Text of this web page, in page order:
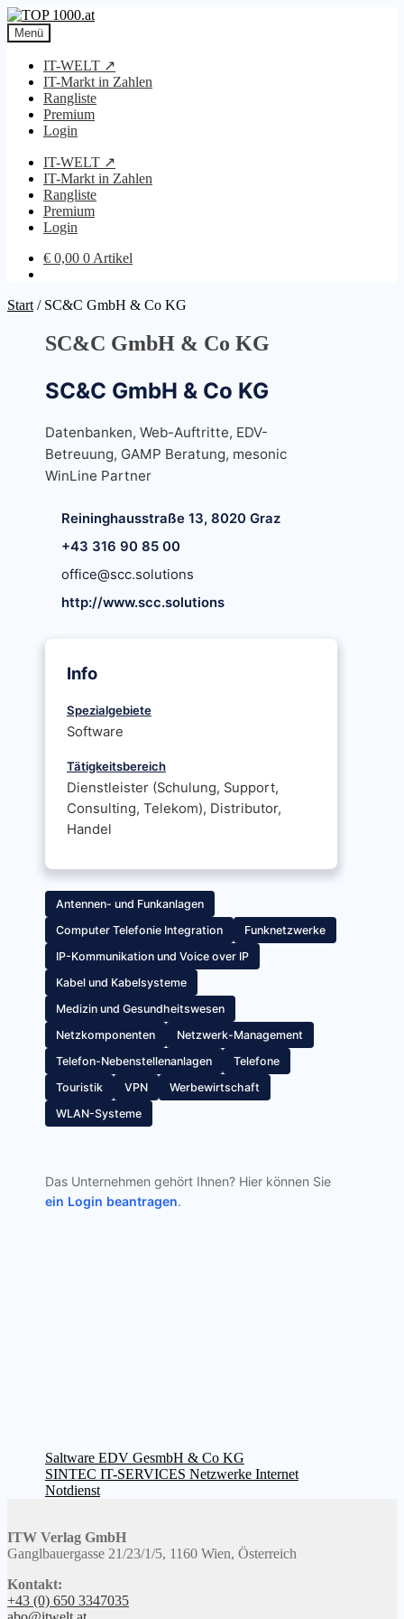
Zur
Navigation
springen
Zum
Inhalt
springen
Menü
IT-WELT ↗
IT-Markt in Zahlen
Rangliste
Premium
Login
IT-WELT ↗
IT-Markt in Zahlen
Rangliste
Premium
Login
€ 0,00 0 Artikel
Start / SC&C GmbH & Co KG
SC&C GmbH & Co KG
SC&C GmbH & Co KG
Datenbanken, Web-Auftritte, EDV-
Betreuung, GAMP Beratung, mesonic
WinLine Partner
Reininghausstraße 13, 8020 Graz
+43 316 90 85 00
office@scc.solutions
http://www.scc.solutions
Info
Spezialgebiete
Software
Tätigkeitsbereich
Dienstleister (Schulung, Support,
Consulting, Telekom), Distributor,
Handel
Antennen- und Funkanlagen
Computer Telefonie Integration
Funknetzwerke
IP-Kommunikation und Voice over IP
Kabel und Kabelsysteme
Medizin und Gesundheitswesen
Netzkomponenten
Netzwerk-Management
Telefon-Nebenstellenanlagen
Telefone
Touristik
VPN
Werbewirtschaft
WLAN-Systeme
Das Unternehmen gehört Ihnen? Hier können Sie
ein Login beantragen.
Beitragsnavigation
Vorheriger
Beitrag:
Saltware EDV GesmbH & Co KG
Nächster
Beitrag:
SINTEC IT-SERVICES Netzwerke Internet
Notdienst
ITW Verlag GmbH
Ganglbauergasse 21/23/1/5, 1160 Wien, Österreich
Kontakt:
+43 (0) 650 3347035